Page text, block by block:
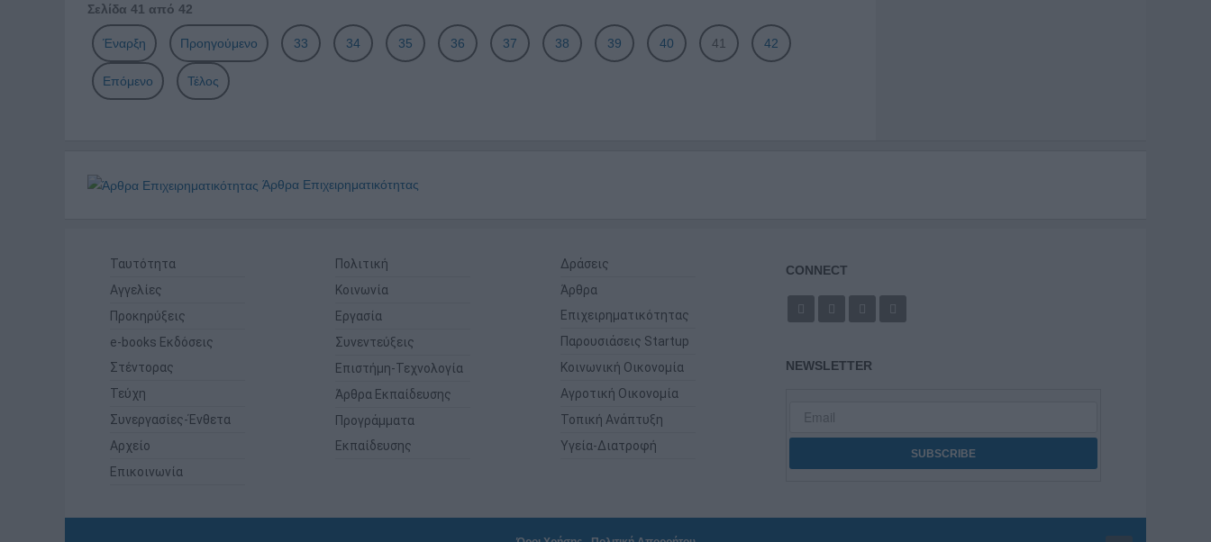
Σελίδα 41 από 42
Έναρξη Προηγούμενο 33 34 35 36 37 38 39 40 41 42
Επόμενο Τέλος
Άρθρα Επιχειρηματικότητας
Ταυτότητα
Αγγελίες
Προκηρύξεις
e-books Εκδόσεις
Στέντορας
Τεύχη
Συνεργασίες-Ένθετα
Αρχείο
Επικοινωνία
Πολιτική
Κοινωνία
Εργασία
Συνεντεύξεις
Επιστήμη-Τεχνολογία
Άρθρα Εκπαίδευσης
Προγράμματα
Εκπαίδευσης
Δράσεις
Άρθρα
Επιχειρηματικότητας
Παρουσιάσεις Startup
Κοινωνική Οικονομία
Αγροτική Οικονομία
Τοπική Ανάπτυξη
Υγεία-Διατροφή
CONNECT
NEWSLETTER